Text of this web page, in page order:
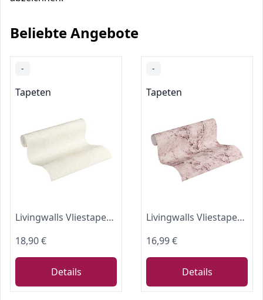
Beliebte Angebote
-
Tapeten
Livingwalls Vliestapete New Walls Tapete Urban Grace geometrisch grafisch 10,05 m x 0,53 m weiß creme grau Made in Germany 374241 37424-1
18,90 €
Details
-
Tapeten
Livingwalls Vliestapete New Walls Tapete Cosy & Relax mit Kirschblüten 10,05 m x 0,53 m rosa weiß creme Made in Germany 374204 37420-4
16,99 €
Details